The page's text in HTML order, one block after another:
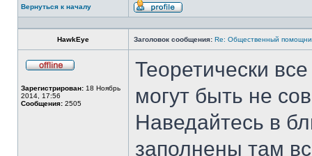
Вернуться к началу
Профиль
HawkEye Заголовок сообщения: Re: Общественный
сети
Зарегистрирован: 18 Ноябрь
2014, 17:56
Сообщения: 2505
Теоретически
могут быть не
Наведайтесь в
заполнены там